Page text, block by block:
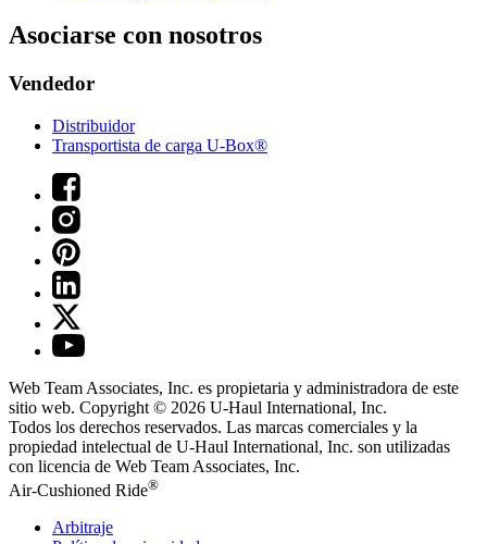
Asociarse con nosotros
Vendedor
Distribuidor
Transportista de carga U-Box®
Web Team Associates, Inc. es propietaria y administradora de este
sitio web. Copyright © 2026 U-Haul International, Inc.
Todos los derechos reservados. Las marcas comerciales y la
propiedad intelectual de U-Haul International, Inc. son utilizadas
con licencia de Web Team Associates, Inc.
Air-Cushioned Ride®
Arbitraje